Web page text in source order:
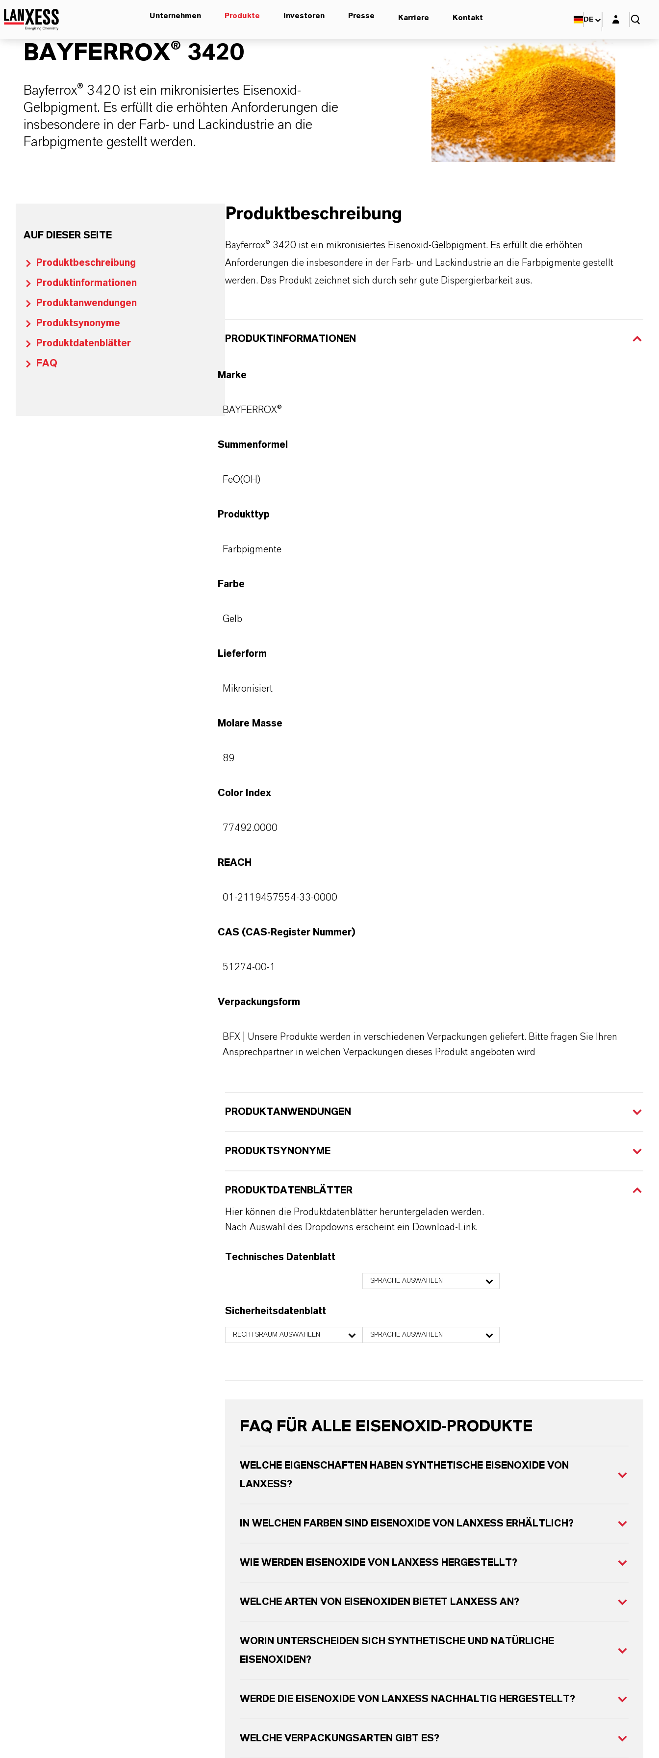
Unternehmen Produkte Investoren Presse Karriere Kontakt DE Login-Maske
BAYFERROX® 3420
Bayferrox® 3420 ist ein mikronisiertes Eisenoxid-
Gelbpigment. Es erfüllt die erhöhten Anforderungen die
insbesondere in der Farb- und Lackindustrie an die
Farbpigmente gestellt werden.
AUF DIESER SEITE
Produktbeschreibung
Produktinformationen
Produktanwendungen
Produktsynonyme
Produktdatenblätter
FAQ
Produktbeschreibung
Bayferrox® 3420 ist ein mikronisiertes Eisenoxid-Gelbpigment. Es erfüllt die erhöhten
Anforderungen die insbesondere in der Farb- und Lackindustrie an die Farbpigmente gestellt
werden. Das Produkt zeichnet sich durch sehr gute Dispergierbarkeit aus.
PRODUKTINFORMATIONEN
Marke
BAYFERROX®
Summenformel
FeO(OH)
Produkttyp
Farbpigmente
Farbe
Gelb
Lieferform
Mikronisiert
Molare Masse
89
Color Index
77492.0000
REACH
01-2119457554-33-0000
CAS (CAS-Register Nummer)
51274-00-1
Verpackungsform
BFX | Unsere Produkte werden in verschiedenen Verpackungen geliefert. Bitte fragen Sie Ihren
Ansprechpartner in welchen Verpackungen dieses Produkt angeboten wird
PRODUKTANWENDUNGEN
PRODUKTSYNONYME
PRODUKTDATENBLÄTTER
Hier können die Produktdatenblätter heruntergeladen werden.
Nach Auswahl des Dropdowns erscheint ein Download-Link.
Technisches Datenblatt
SPRACHE AUSWÄHLEN
Sicherheitsdatenblatt
RECHTSRAUM AUSWÄHLEN SPRACHE AUSWÄHLEN
FAQ FÜR ALLE EISENOXID-PRODUKTE
WELCHE EIGENSCHAFTEN HABEN SYNTHETISCHE EISENOXIDE VON
LANXESS?
IN WELCHEN FARBEN SIND EISENOXIDE VON LANXESS ERHÄLTLICH?
WIE WERDEN EISENOXIDE VON LANXESS HERGESTELLT?
WELCHE ARTEN VON EISENOXIDEN BIETET LANXESS AN?
WORIN UNTERSCHEIDEN SICH SYNTHETISCHE UND NATÜRLICHE
EISENOXIDEN?
WERDE DIE EISENOXIDE VON LANXESS NACHHALTIG HERGESTELLT?
WELCHE VERPACKUNGSARTEN GIBT ES?